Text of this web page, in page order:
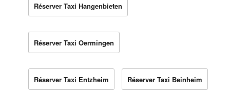
Réserver Taxi Hangenbieten
Réserver Taxi Oermingen
Réserver Taxi Entzheim Réserver Taxi Beinheim